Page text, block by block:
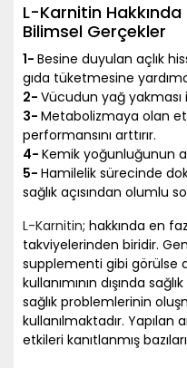
L-Karnitin
Bilimsel Gerçekler
1- Besine duyulan açlık
gıda tüketmesine
2- Vücudun yağ yakması
3- Metabolizmaya olan
performansını arttırır.
4- Kemik yoğunluğunun
5- Hamilelik sürecinde
sağlık açısından olumlu
L-Karnitin; hakkında en
takviyelerinden biridir.
supplementi gibi görülse
kullanımının dışında
sağlık problemlerinin
kullanılmaktadır. Yapılan
etkileri kanıtlanmış